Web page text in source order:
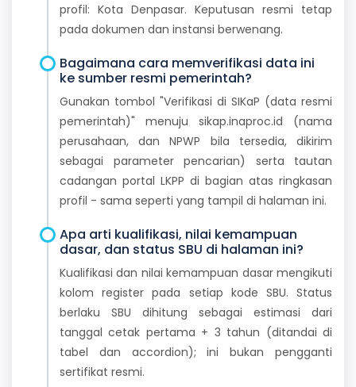
profil: Kota Denpasar. Keputusan resmi tetap
pada dokumen dan instansi berwenang.
Bagaimana cara memverifikasi data ini
ke sumber resmi pemerintah?
Gunakan tombol "Verifikasi di SIKaP (data resmi
pemerintah)" menuju sikap.inaproc.id (nama
perusahaan, dan NPWP bila tersedia, dikirim
sebagai parameter pencarian) serta tautan
cadangan portal LKPP di bagian atas ringkasan
profil - sama seperti yang tampil di halaman ini.
Apa arti kualifikasi, nilai kemampuan
dasar, dan status SBU di halaman ini?
Kualifikasi dan nilai kemampuan dasar mengikuti
kolom register pada setiap kode SBU. Status
berlaku SBU dihitung sebagai estimasi dari
tanggal cetak pertama + 3 tahun (ditandai di
tabel dan accordion); ini bukan pengganti
sertifikat resmi.